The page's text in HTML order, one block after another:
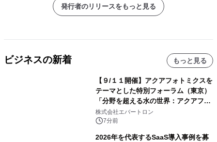
発行者のリリースをもっと見る
ビジネスの新着 もっと見る
【９/１１開催】アクアフォトミクスを
テーマとした特別フォーラム（東京）
「分野を超える水の世界：アクアフォ
トミクスが切り拓く新しい科学の地
平」を開催
株式会社エバートロン
7分前
2026年を代表するSaaS導入事例を募